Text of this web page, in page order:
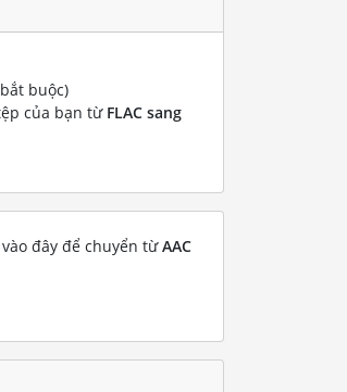
buộc)
của bạn từ FLAC sang
đây để chuyển từAAC